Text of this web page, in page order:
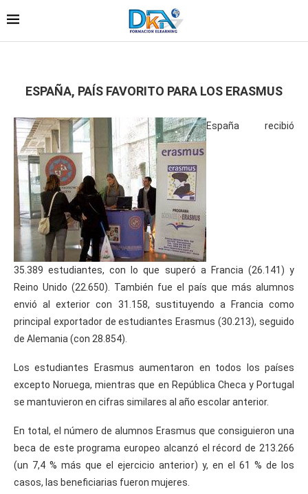
ESPAÑA, PAÍS FAVORITO PARA LOS ERASMUS
España recibió
35.389 estudiantes, con lo que superó a Francia (26.141) y
Reino Unido (22.650). También fue el país que más alumnos
envió al exterior con 31.158, sustituyendo a Francia como
principal exportador de estudiantes Erasmus (30.213), seguido
de Alemania (con 28.854).
Los estudiantes Erasmus aumentaron en todos los países
excepto Noruega, mientras que en República Checa y Portugal
se mantuvieron en cifras similares al año escolar anterior.
En total, el número de alumnos Erasmus que consiguieron una
beca de este programa europeo alcanzó el récord de 213.266
(un 7,4 % más que el ejercicio anterior) y, en el 61 % de los
casos, las beneficiarias fueron mujeres.